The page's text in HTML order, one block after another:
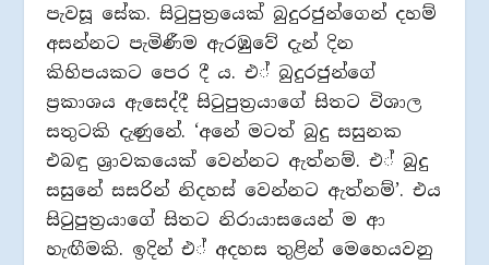
පැවසූ සේක. සිටුපුත‍්‍රයෙක් බුදුරජුන්ගෙන් දහම්
අසන්නට පැමිණීම ඇරඹුවේ දැන් දින
කිහිපයකට පෙර දී ය. එ් බුදුරජුන්ගේ
ප‍්‍රකාශය ඇසෙද්දී සිටුපුත‍්‍රයාගේ සිතට විශාල
සතුටකි දැණුනේ. ‘අනේ මටත් බුදු සසුනක
එබඳු ශ‍්‍රාවකයෙක් වෙන්නට ඇත්නම්. එ් බුදු
සසුනේ සසරින් නිදහස් වෙන්නට ඇත්නම්’. එය
සිටුපුත‍්‍රයාගේ සිතට නිරායාසයෙන් ම ආ
හැඟීමකි. ඉදින් එ් අදහස තුළින් මෙහෙයවනු